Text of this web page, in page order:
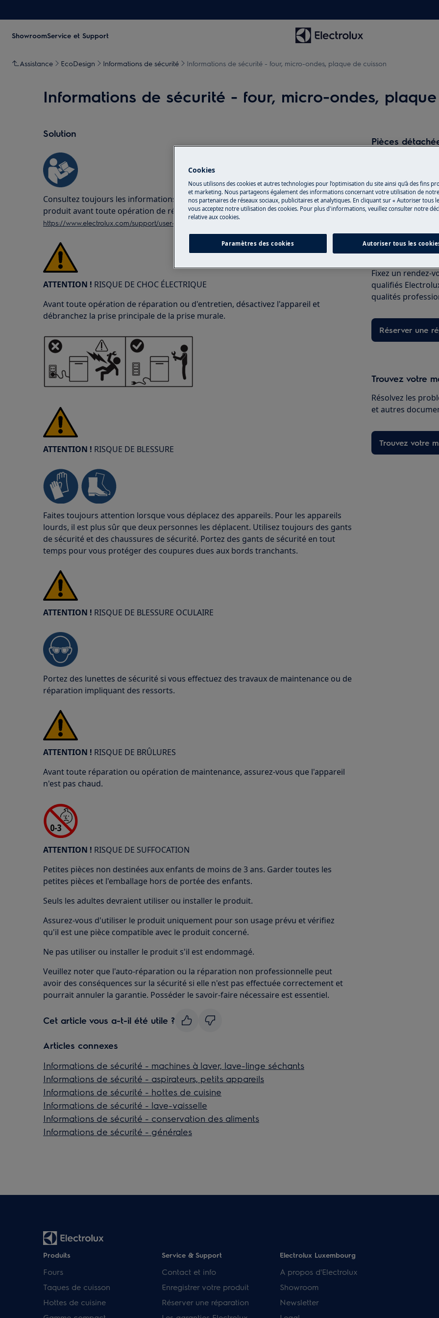
ShowroomService et Support
Assistance EcoDesign Informations de sécurité Informations de sécurité - four, micro-ondes, plaque de cuisson
Informations de sécurité - four, micro-ondes,
Solution
Consultez toujours les informations de sécurité du manuel d'utilisation de votre
produit avant toute opération de réparation ou de maintenance.
https://www.electrolux.com/support/user-manuals/
ATTENTION ! RISQUE DE CHOC ÉLECTRIQUE
Avant toute opération de réparation ou d'entretien, désactivez l'appareil et
débranchez la prise principale de la prise murale.
ATTENTION ! RISQUE DE BLESSURE
Faites toujours attention lorsque vous déplacez des appareils. Pour les appareils
lourds, il est plus sûr que deux personnes les déplacent. Utilisez toujours des gants
de sécurité et des chaussures de sécurité. Portez des gants de sécurité en tout
temps pour vous protéger des coupures dues aux bords tranchants.
ATTENTION ! RISQUE DE BLESSURE OCULAIRE
Portez des lunettes de sécurité si vous effectuez des travaux de maintenance ou de
réparation impliquant des ressorts.
ATTENTION ! RISQUE DE BRÛLURES
Avant toute réparation ou opération de maintenance, assurez-vous que l'appareil
n'est pas chaud.
ATTENTION ! RISQUE DE SUFFOCATION
Petites pièces non destinées aux enfants de moins de 3 ans. Garder toutes les
petites pièces et l'emballage hors de portée des enfants.
Seuls les adultes devraient utiliser ou installer le produit.
Assurez-vous d'utiliser le produit uniquement pour son usage prévu et vérifiez
qu'il est une pièce compatible avec le produit concerné.
Ne pas utiliser ou installer le produit s'il est endommagé.
Veuillez noter que l'auto-réparation ou la réparation non professionnelle peut
avoir des conséquences sur la sécurité si elle n'est pas effectuée correctement et
pourrait annuler la garantie. Posséder le savoir-faire nécessaire est essentiel.
Cet article vous a-t-il été utile ?
Articles connexes
Informations de sécurité - machines à laver, lave-linge séchants
Informations de sécurité - aspirateurs, petits appareils
Informations de sécurité - hottes de cuisine
Informations de sécurité - lave-vaisselle
Informations de sécurité - conservation des aliments
Informations de sécurité - générales
Pièces
Trouvez dans
détachées
Acheter des
Réparation par
Fixez un rendez-
qualifiés
qualités
Réserver une
Trouvez votre
Résolvez les
et autres
Trouvez votre
Produits
Fours
Taques de cuisson
Hottes de cuisine
Service & Support
Contact et info
Enregistrer votre produit
Réserver une réparation
Electrolux Luxembourg
A propos d'Electrolux
Showroom
Newsletter
Cookies
Nous utilisons des cookies et autres technologies pour l’optimisation du site ainsi qu’à des fins
et marketing. Nous partageons également des informations concernant votre utilisation de
nos partenaires de réseaux sociaux, publicitaires et analytiques. En cliquant sur « Autoriser tous
vous acceptez notre utilisation des cookies. Pour plus d'informations, veuillez consulter notre
relative aux cookies.
Paramètres des cookies Autoriser tous les